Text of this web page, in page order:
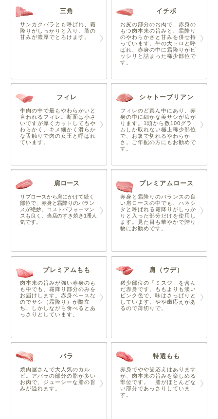
三角
サンカクバラとも呼ばれ、霜
降りがしっかりと入り、脂の
甘みが濃厚でとろけます。
イチボ
お尻の部分のお肉で、赤身の
もつ肉本来の旨みと、霜降り
のやわらかさと甘みを併せ持
っています。牛の大トロと呼
ばれ、赤身の中に霜降りがビ
ッシリと詰まった稀少部位で
す。
フィレ
牛肉の中で最もやわらかいと
言われるフィレ。断面は小さ
いですが厚くカットしてもや
わらかく、キメ細かく滑らか
な舌触りで肉の女王と呼ばれ
ています。
シャトーブリアン
フィレのど真ん中にあり、赤
身の中に細かな美サシが広が
ります。1頭から数100グラ
ムしか取れない極上稀少部位
で、お箸で切れるやわらか
さ。ご年配の方にもお勧めで
す。
肩ロース
リブロースから肩にかけて続く
部位で、赤身と霜降りのバラン
スが絶妙。コストパフォーマン
スも良く、当店のすき焼き1番人
気です。
プレミアムロース
赤身と霜降りのバランスの良
い肩ロースの中でも、ハネシ
タと呼ばれる霜降りがしっか
りと入った部分だけを使用し
ます。見た目も華やかで贈り
物にお勧めです。
プレミアムもも
肉本来の旨みが強い赤身のも
も中でも、霜降り部分のみを
お届けします。赤身ベースな
のでサシ（霜降り）が際立
ち、しかしながら食べるとあ
っさりとしています。
肩（ウデ）
稀少部位の「ミスジ」を含ん
だ赤身です。ももよりも淡い
ピンク色で、味はさっぱりと
しています。やや歯応えがあ
るので薄切りで。
バラ
焼肉屋さんで大人気のカル
ビ。アバラの部分の脂が多い
お肉で、ジューシーな脂の旨
みが溢れます。
特選もも
赤身でやや歯応えはあります
が、肉本来の旨みを楽しめる
部位です。 脂がほとんどな
い部分であっさりしていま
す。